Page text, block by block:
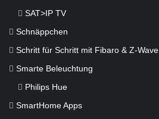
SAT>IP TV
Schnäppchen
Schritt für Schritt mit Fibaro & Z-Wave
Smarte Beleuchtung
Philips Hue
SmartHome Apps